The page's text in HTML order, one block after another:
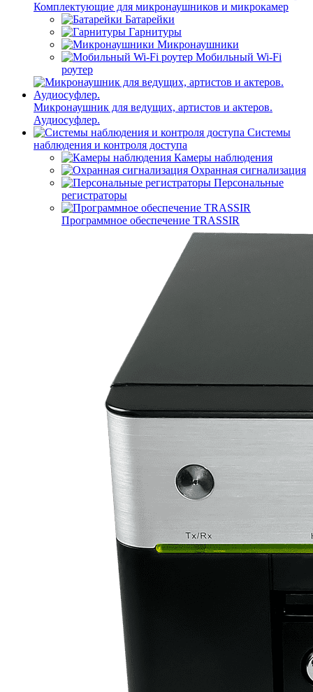
Комплектующие для микронаушников и микрокамер
Батарейки
Гарнитуры
Микронаушники
Мобильный Wi-Fi
роутер
Микронаушник для ведущих, артистов и актеров.
Аудиосуфлер.
Системы
наблюдения и контроля доступа
Камеры наблюдения
Охранная сигнализация
Персональные
регистраторы
Программное обеспечение TRASSIR